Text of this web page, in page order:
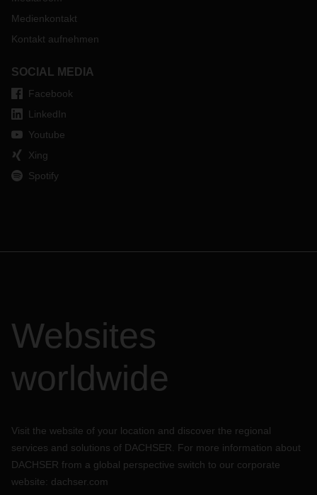
Medienkontakt
Kontakt aufnehmen
SOCIAL MEDIA
Facebook
LinkedIn
Youtube
Xing
Spotify
Websites
worldwide
Visit the website of your location and discover the regional
services and solutions of DACHSER. For more information about
DACHSER from a global perspective switch to our corporate
website: dachser.com